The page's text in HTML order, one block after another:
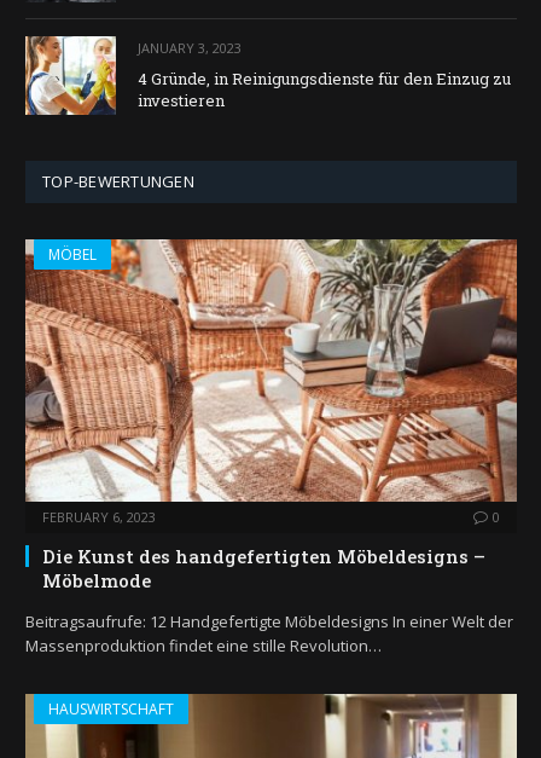
JANUARY 3, 2023
4 Gründe, in Reinigungsdienste für den Einzug zu
investieren
TOP-BEWERTUNGEN
MÖBEL
FEBRUARY 6, 2023 0
Die Kunst des handgefertigten Möbeldesigns –
Möbelmode
Beitragsaufrufe: 12 Handgefertigte Möbeldesigns In einer Welt der
Massenproduktion findet eine stille Revolution…
HAUSWIRTSCHAFT